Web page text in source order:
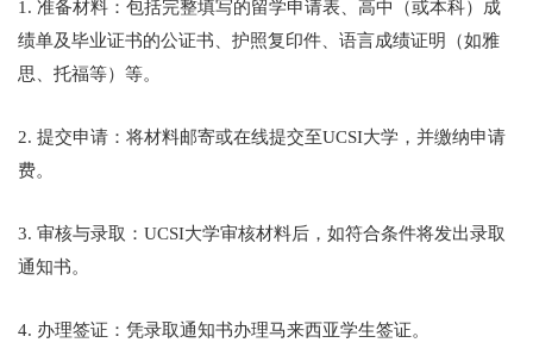
1. 准备材料：包括完整填写的留学申请表、高中（或本科）成
绩单及毕业证书的公证书、护照复印件、语言成绩证明（如雅
思、托福等）等。
2. 提交申请：将材料邮寄或在线提交至UCSI大学，并缴纳申请
费。
3. 审核与录取：UCSI大学审核材料后，如符合条件将发出录取
通知书。
4. 办理签证：凭录取通知书办理马来西亚学生签证。